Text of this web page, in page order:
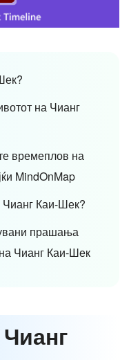
на Чианг
времеплов на
MindOnMap
Чианг Каи-Шек?
прашања
Чианг Каи-Шек